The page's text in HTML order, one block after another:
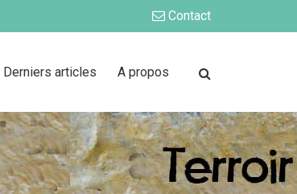
Contact
Derniers articles A propos